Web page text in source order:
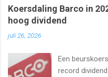
Koersdaling Barco in
hoog dividend
juli 26, 2026
Een
record